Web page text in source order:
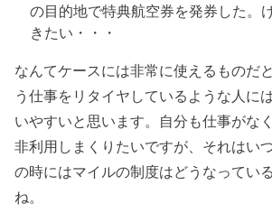
の目的地で特典航空券を発券した。
きたい・・・
なんてケースには非常に使えるものだ
う仕事をリタイヤしているような人に
いやすいと思います。自分も仕事がな
非利用しまくりたいですが、それはい
の時にはマイルの制度はどうなってい
ね。